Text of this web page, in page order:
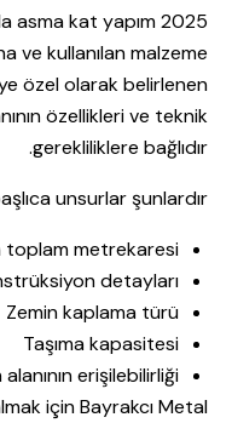
asma kat yapım
ve kullanılan malzeme
özel olarak belirlenen
özellikleri ve teknik
gerekliliklere bağlıdır.
unsurlar şunlardır:
toplam metrekaresi
detayları
Zemin kaplama türü
Taşıma kapasitesi
erişilebilirliği
için Bayrakcı Metal